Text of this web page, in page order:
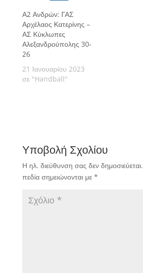
Α2 Ανδρών: ΓΑΣ
Αρχέλαος Κατερίνης –
ΑΣ Κύκλωπες
Αλεξανδρούπολης 30-
26
21 Ιανουαρίου 2023
σε "Handball"
Υποβολή Σχολίου
Η ηλ. διεύθυνση σας δεν δημοσιεύεται.
πεδία σημειώνονται με *